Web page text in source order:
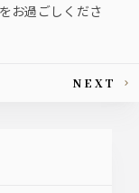
お過ごしくださ
NEXT